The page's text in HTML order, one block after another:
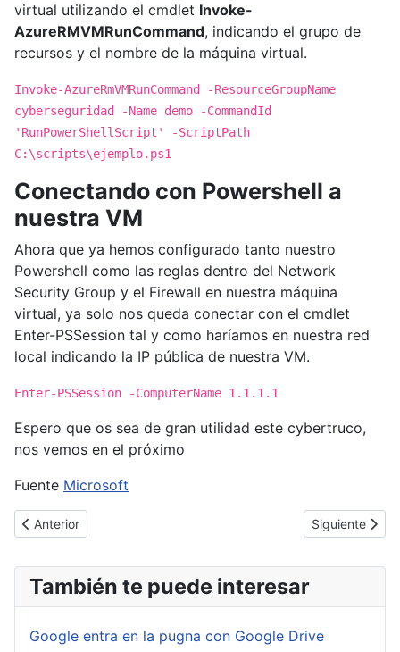
virtual utilizando el cmdlet Invoke-
AzureRMVMRunCommand, indicando el grupo de
recursos y el nombre de la máquina virtual.
Invoke-AzureRmVMRunCommand -ResourceGroupName
cyberseguridad -Name demo -CommandId
'RunPowerShellScript' -ScriptPath
C:\scripts\ejemplo.ps1
Conectando con Powershell a
nuestra VM
Ahora que ya hemos configurado tanto nuestro
Powershell como las reglas dentro del Network
Security Group y el Firewall en nuestra máquina
virtual, ya solo nos queda conectar con el cmdlet
Enter-PSSession tal y como haríamos en nuestra red
local indicando la IP pública de nuestra VM.
Enter-PSSession -ComputerName 1.1.1.1
Espero que os sea de gran utilidad este cybertruco,
nos vemos en el próximo
Fuente Microsoft
Artículo anterior: [Cybertruco]Office 365 Utilizar cuentas
Anterior Artículo
Siguiente
También te puede interesar
Google entra en la pugna con Google Drive